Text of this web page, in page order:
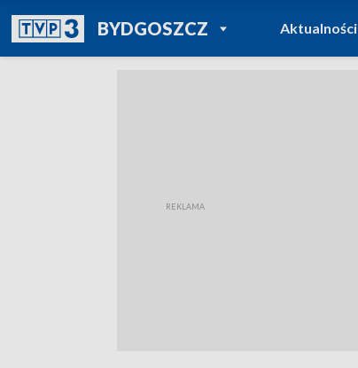
BYDGOSZCZPOWRÓT DO
TVP REGIONY
Aktualności